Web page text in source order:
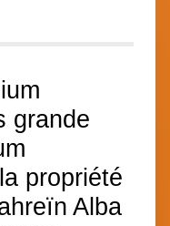
grande
propriété
Alba